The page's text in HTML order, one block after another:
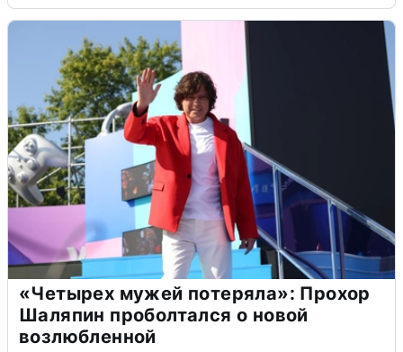
«Четырех мужей потеряла»: Прохор
Шаляпин проболтался о новой
возлюбленной